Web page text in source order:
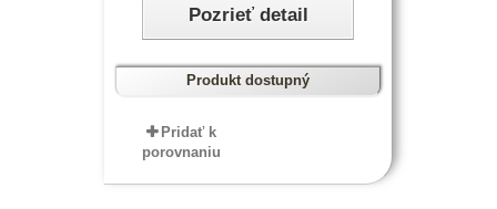
Pozrieť detail
Produkt dostupný
Pridať k
porovnaniu